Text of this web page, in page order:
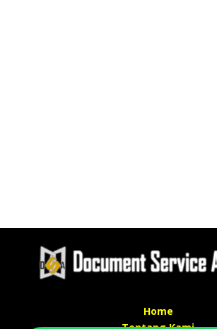
Home